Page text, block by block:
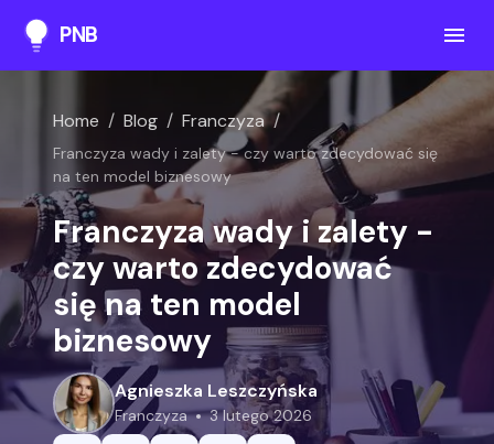
PNB
Home / Blog / Franczyza /
Franczyza wady i zalety - czy warto zdecydować się
na ten model biznesowy
Franczyza wady i zalety -
czy warto zdecydować
się na ten model
biznesowy
Agnieszka Leszczyńska
franczyza 3 lutego 2026